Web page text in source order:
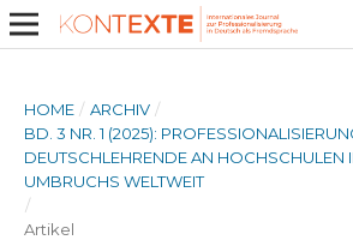
HOME / ARCHIV /
BD. 3 NR. 1 (2025):
DEUTSCHLEHRENDE AN HOCHSCHULEN
UMBRUCHS WELTWEIT
/
Artikel